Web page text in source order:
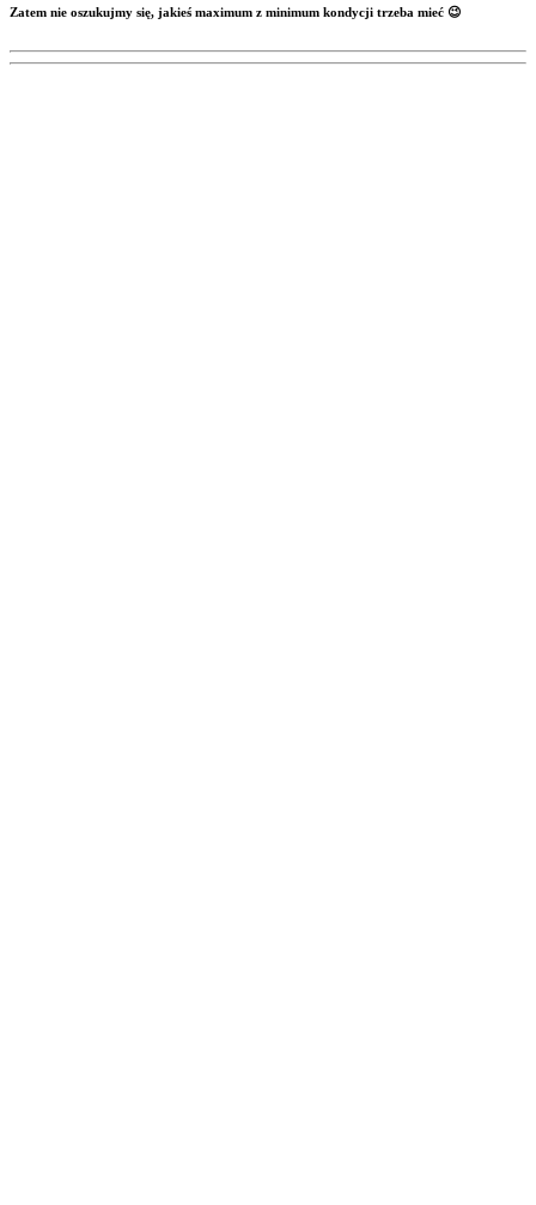
Zatem nie oszukujmy się, jakieś maximum z minimum kondycji trzeba mieć 😉